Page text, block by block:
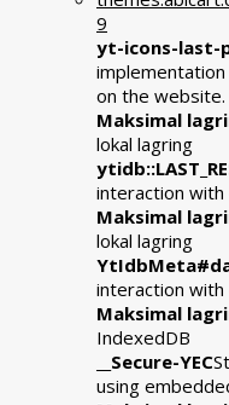
9
yt-icons-last-
on the website.
Maksimal
lokal lagring
interaction
Maksimal
lokal lagring
interaction
Maksimal
IndexedDB
__Secure-YEC
using